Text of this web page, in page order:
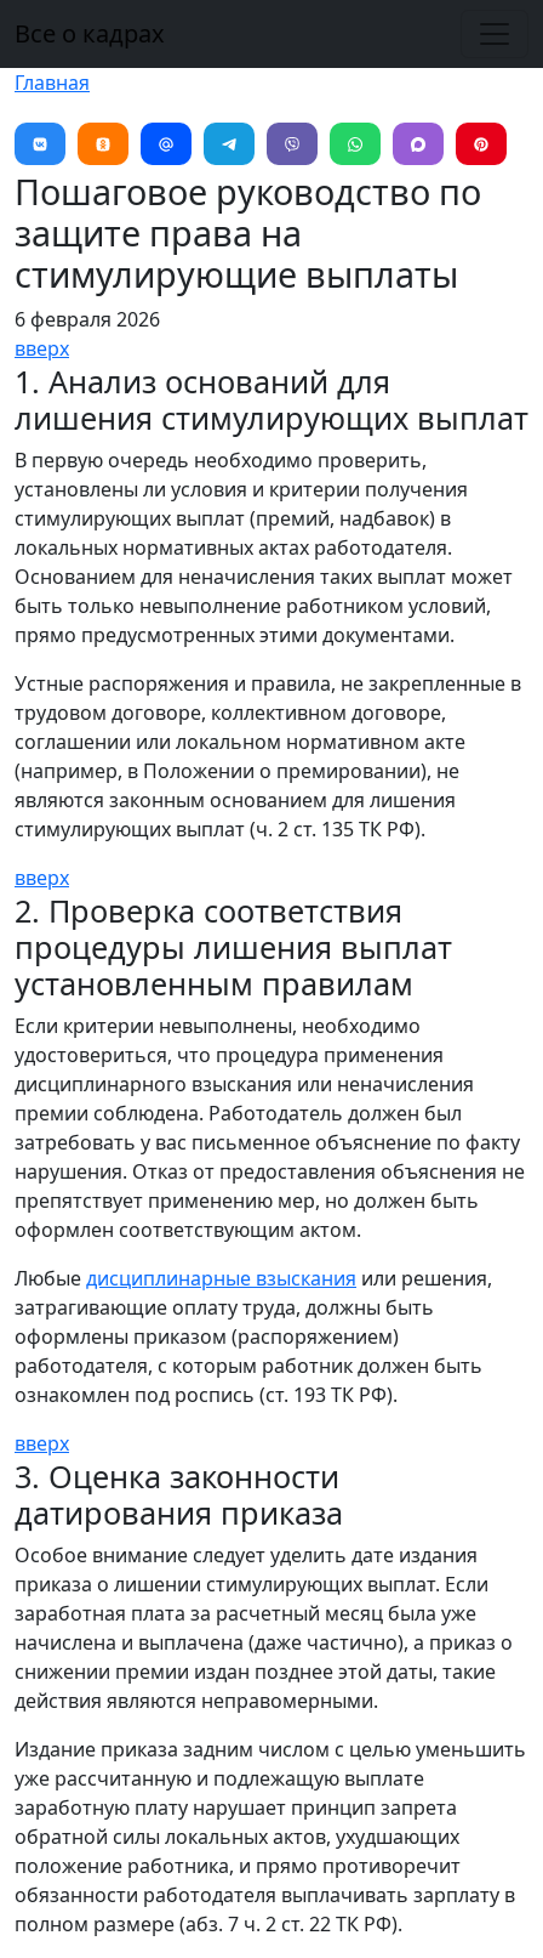
Все о кадрах
Главная
Пошаговое руководство по
защите права на
стимулирующие выплаты
6 февраля 2026
вверх
1. Анализ оснований для
лишения стимулирующих выплат
В первую очередь необходимо проверить,
установлены ли условия и критерии получения
стимулирующих выплат (премий, надбавок) в
локальных нормативных актах работодателя.
Основанием для неначисления таких выплат может
быть только невыполнение работником условий,
прямо предусмотренных этими документами.
Устные распоряжения и правила, не закрепленные в
трудовом договоре, коллективном договоре,
соглашении или локальном нормативном акте
(например, в Положении о премировании), не
являются законным основанием для лишения
стимулирующих выплат (ч. 2 ст. 135 ТК РФ).
вверх
2. Проверка соответствия
процедуры лишения выплат
установленным правилам
Если критерии невыполнены, необходимо
удостовериться, что процедура применения
дисциплинарного взыскания или неначисления
премии соблюдена. Работодатель должен был
затребовать у вас письменное объяснение по факту
нарушения. Отказ от предоставления объяснения не
препятствует применению мер, но должен быть
оформлен соответствующим актом.
Любыедисциплинарные взыскания или решения,
затрагивающие оплату труда, должны быть
оформлены приказом (распоряжением)
работодателя, с которым работник должен быть
ознакомлен под роспись (ст. 193 ТК РФ).
вверх
3. Оценка законности
датирования приказа
Особое внимание следует уделить дате издания
приказа о лишении стимулирующих выплат. Если
заработная плата за расчетный месяц была уже
начислена и выплачена (даже частично), а приказ о
снижении премии издан позднее этой даты, такие
действия являются неправомерными.
Издание приказа задним числом с целью уменьшить
уже рассчитанную и подлежащую выплате
заработную плату нарушает принцип запрета
обратной силы локальных актов, ухудшающих
положение работника, и прямо противоречит
обязанности работодателя выплачивать зарплату в
полном размере (абз. 7 ч. 2 ст. 22 ТК РФ).